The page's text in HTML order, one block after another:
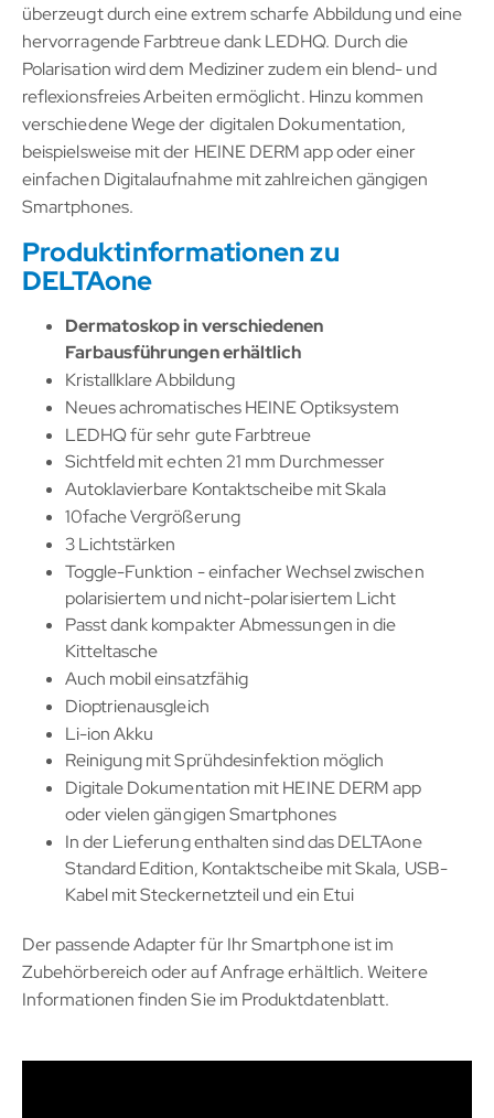
überzeugt durch eine extrem scharfe Abbildung und eine
hervorragende Farbtreue dank LEDHQ. Durch die
Polarisation wird dem Mediziner zudem ein blend- und
reflexionsfreies Arbeiten ermöglicht. Hinzu kommen
verschiedene Wege der digitalen Dokumentation,
beispielsweise mit der HEINE DERM app oder einer
einfachen Digitalaufnahme mit zahlreichen gängigen
Smartphones.
Produktinformationen zu
DELTAone
Dermatoskop in verschiedenen
Farbausführungen erhältlich
Kristallklare Abbildung
Neues achromatisches HEINE Optiksystem
LEDHQ für sehr gute Farbtreue
Sichtfeld mit echten 21 mm Durchmesser
Autoklavierbare Kontaktscheibe mit Skala
10fache Vergrößerung
3 Lichtstärken
Toggle-Funktion - einfacher Wechsel zwischen
polarisiertem und nicht-polarisiertem Licht
Passt dank kompakter Abmessungen in die
Kitteltasche
Auch mobil einsatzfähig
Dioptrienausgleich
Li-ion Akku
Reinigung mit Sprühdesinfektion möglich
Digitale Dokumentation mit HEINE DERM app
oder vielen gängigen Smartphones
In der Lieferung enthalten sind das DELTAone
Standard Edition, Kontaktscheibe mit Skala, USB-
Kabel mit Steckernetzteil und ein Etui
Der passende Adapter für Ihr Smartphone ist im
Zubehörbereich oder auf Anfrage erhältlich. Weitere
Informationen finden Sie im Produktdatenblatt.